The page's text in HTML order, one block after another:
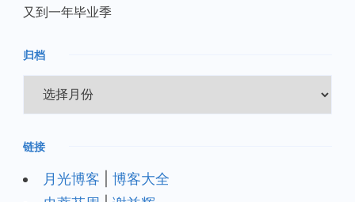
又到一年毕业季
归档
档
链接
月光博客
博客大全